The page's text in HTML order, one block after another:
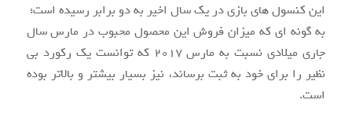
این کنسول های بازی در یک سال اخیر به دو برابر رسیده است؛
به گونه ای که میزان فروش این محصول محبوب در مارس سال
جاری میلادی نسبت به مارس ۲۰۱۷ که توانست یک رکورد بی
نظیر را برای خود به ثبت برساند، نیز بسیار بیشتر و بالاتر بوده
است.